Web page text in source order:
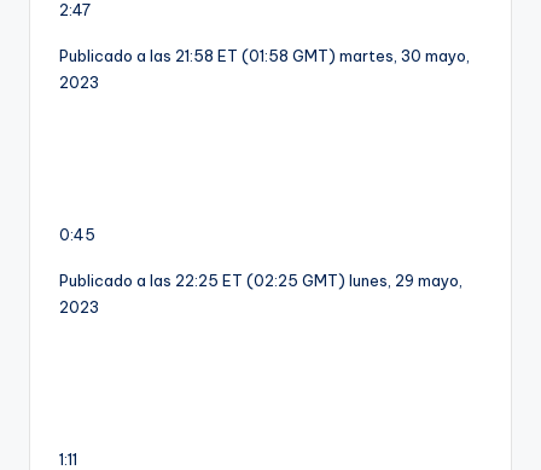
2:47
Publicado a las 21:58 ET (01:58 GMT) martes, 30 mayo,
2023
0:45
Publicado a las 22:25 ET (02:25 GMT) lunes, 29 mayo,
2023
1:11